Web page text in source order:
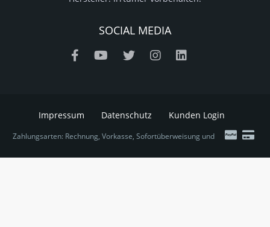
SOCIAL MEDIA
Impressum Datenschutz Kunden Login
Zahlungsarten: Rechnung, Vorkasse, Sofortüberweisung und